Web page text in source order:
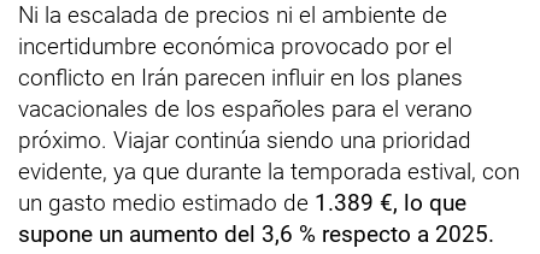
Ni la escalada de precios ni el ambiente de
incertidumbre económica provocado por el
conflicto en Irán parecen influir en los planes
vacacionales de los españoles para el verano
próximo. Viajar continúa siendo una prioridad
evidente, ya que durante la temporada estival, con
un gasto medio estimado de 1.389 €, lo que
supone un aumento del 3,6 % respecto a 2025.